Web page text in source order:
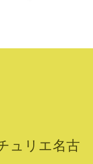
ュリエ名古